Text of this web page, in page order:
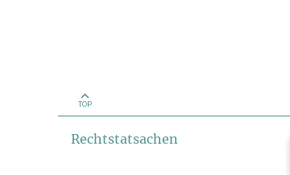
TOP
Rechtstatsachen